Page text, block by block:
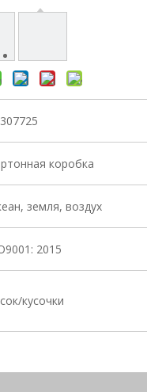
коробка
земля, воздух
2015
кусочки